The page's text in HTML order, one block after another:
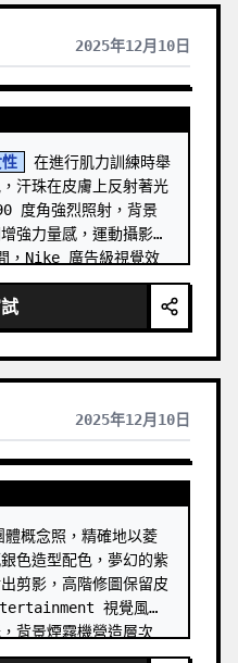
2025年12月10日
在進行肌力訓練時舉
汗珠在皮膚上反射著光
度角強烈照射，背景
強力量感，運動攝影高
，Nike 廣告級視覺效
增強質感。
2025年12月10日
體概念照，精確地以菱
色造型配色，夢幻的紫
剪影，高階修圖保留皮
視覺風
背景煙霧機營造層次